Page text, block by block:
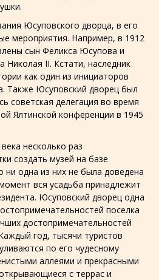
Юсуповского дворца, в его
мероприятия. Например, в 1912
сын Феликса Юсупова и
Николая II. Кстати, наследник
как один из инициаторов
Также Юсуповский дворец был
советская делегация во время
Ялтинской конференции в 1945
несколько раз
создать музей на базе
ни одна из них не была доведена
вся усадьба принадлежит
Юсуповский дворец одна
поселка
достопримечательностей
год, тысячи туристов
по его чудесному
аллеями и прекрасными
с террас и